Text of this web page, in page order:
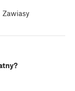
Zawiasy